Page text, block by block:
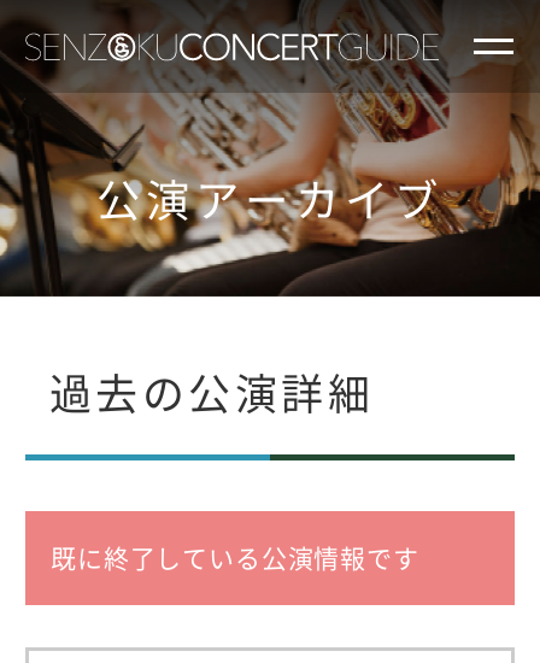
公演アーカイブ
過去の公演詳細
既に終了している公演情報です